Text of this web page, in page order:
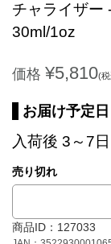
チャライザー
30ml/1oz
価格 ¥5,810(
お届け予定日
入荷後 3～7日
売り切れ
商品ID：127033